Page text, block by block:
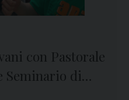
con Pastorale
Seminario di